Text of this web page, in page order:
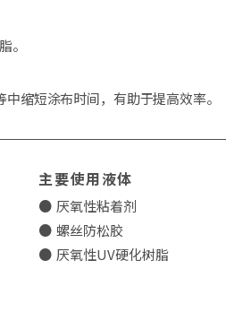
。
缩短涂布时间，有助于提高效率。
主要使用液体
厌氧性粘着剂
螺丝防松胶
厌氧性UV硬化树脂